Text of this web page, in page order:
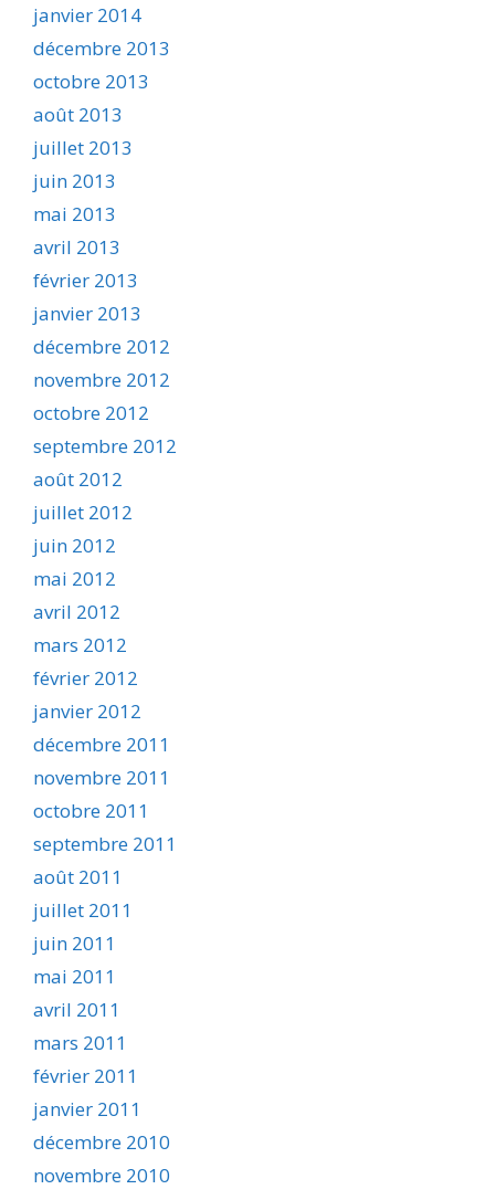
janvier 2014
décembre 2013
octobre 2013
août 2013
juillet 2013
juin 2013
mai 2013
avril 2013
février 2013
janvier 2013
décembre 2012
novembre 2012
octobre 2012
septembre 2012
août 2012
juillet 2012
juin 2012
mai 2012
avril 2012
mars 2012
février 2012
janvier 2012
décembre 2011
novembre 2011
octobre 2011
septembre 2011
août 2011
juillet 2011
juin 2011
mai 2011
avril 2011
mars 2011
février 2011
janvier 2011
décembre 2010
novembre 2010